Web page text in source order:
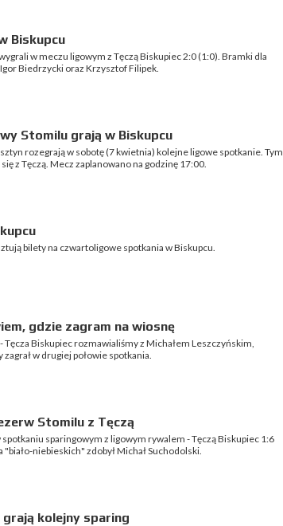
Biskupcu
w meczu ligowym z Tęczą Biskupiec 2:0 (1:0). Bramki dla
Biedrzycki oraz Krzysztof Filipek.
Stomilu grają w Biskupcu
rozegrają w sobotę (7 kwietnia) kolejne ligowe spotkanie. Tym
z Tęczą. Mecz zaplanowano na godzinę 17:00.
bilety na czwartoligowe spotkania w Biskupcu.
gdzie zagram na wiosnę
Tęcza Biskupiec rozmawialiśmy z Michałem Leszczyńskim,
w drugiej połowie spotkania.
Stomilu z Tęczą
spotkaniu sparingowym z ligowym rywalem - Tęczą Biskupiec 1:6
niebieskich" zdobył Michał Suchodolski.
kolejny sparing